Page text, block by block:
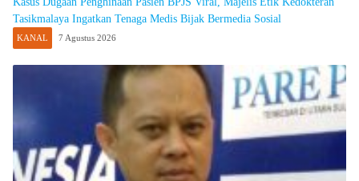
Tasikmalaya Ingatkan Tenaga Medis Bijak Bermedia Sosial
KANAL 7 Agustus 2026